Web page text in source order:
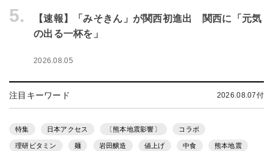
5.
【速報】「みそきん」が関西初進出 関西に「元気
の出る一杯を」
2026.08.05
注目キーワード 2026.08.07付
特集 日本アクセス 〔熊本地震影響〕 コラボ
理研ビタミン 麺 岩田醸造 値上げ 中食 熊本地震